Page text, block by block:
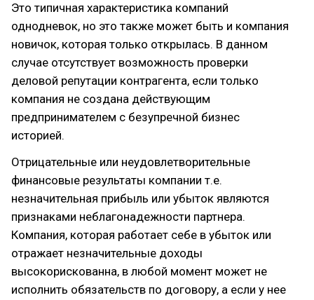
Это типичная характеристика компаний
однодневок, но это также может быть и компания
новичок, которая только открылась. В данном
случае отсутствует возможность проверки
деловой репутации контрагента, если только
компания не создана действующим
предпринимателем с безупречной бизнес
историей.
Отрицательные или неудовлетворительные
финансовые результаты компании т.е.
незначительная прибыль или убыток являются
признаками неблагонадежности партнера.
Компания, которая работает себе в убыток или
отражает незначительные доходы
высокорискованна, в любой момент может не
исполнить обязательств по договору, а если у нее